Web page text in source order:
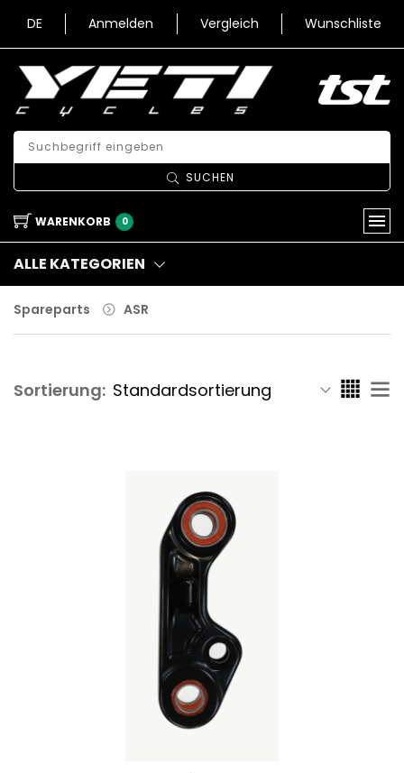
DE Anmelden Vergleich Wunschliste
SUCHEN
WARENKORB 0
ALLE KATEGORIEN
Spareparts ASR
Sortierung: